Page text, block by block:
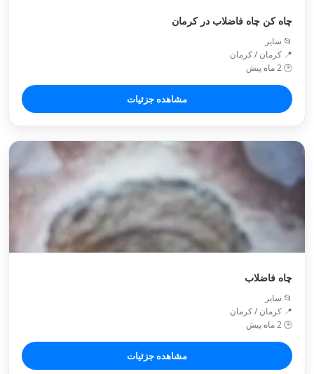
چاه کن چاه فاضلاب در کرمان
📂 سایر
📍 کرمان / کرمان
🕒 2 ماه پیش
مشاهده جزئیات
چاه فاضلاب
📂 سایر
📍 کرمان / کرمان
🕒 2 ماه پیش
مشاهده جزئیات